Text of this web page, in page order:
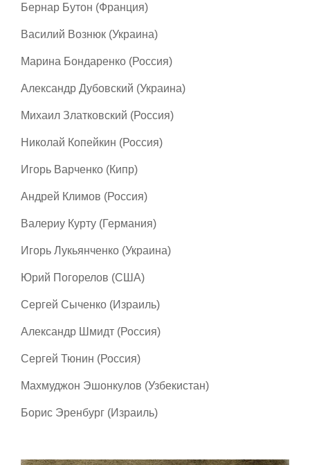
Бернар Бутон (Франция)
Василий Вознюк (Украина)
Марина Бондаренко (Россия)
Александр Дубовский (Украина)
Михаил Златковский (Россия)
Николай Копейкин (Россия)
Игорь Варченко (Кипр)
Андрей Климов (Россия)
Валериу Курту (Германия)
Игорь Лукьянченко (Украина)
Юрий Погорелов (США)
Сергей Сыченко (Израиль)
Александр Шмидт (Россия)
Сергей Тюнин (Россия)
Махмуджон Эшонкулов (Узбекистан)
Борис Эренбург (Израиль)